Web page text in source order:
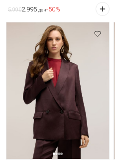
5.9902.995 ден-50%